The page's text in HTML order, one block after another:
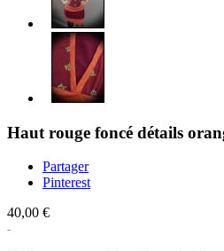
Haut rouge foncé détails
Partager
Pinterest
40,00 €